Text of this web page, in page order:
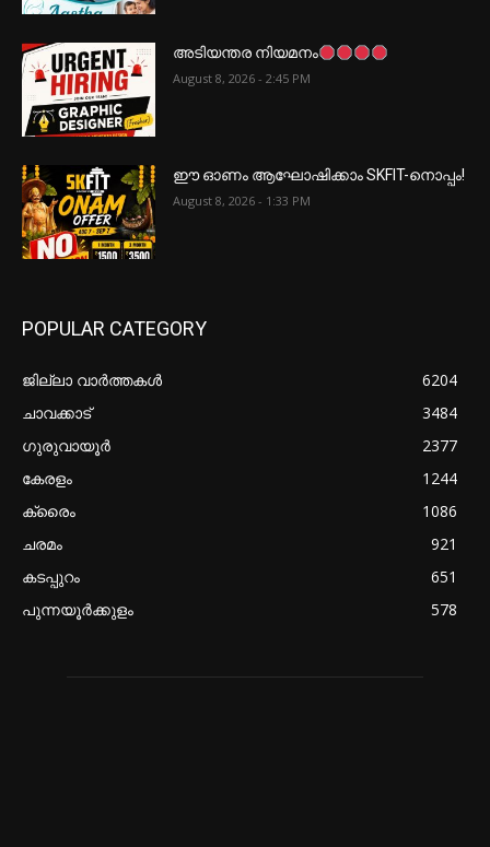
അടിയന്തര നിയമനം
August 8, 2026 - 2:45 PM
ഈ ഓണം ആഘോഷിക്കാം SKFIT-നൊപ്പം!
August 8, 2026 - 1:33 PM
POPULAR CATEGORY
ജില്ലാ വാർത്തകൾ
6204
ചാവക്കാട്
3484
ഗുരുവായൂർ
2377
കേരളം
1244
ക്രൈം
1086
ചരമം
921
കടപ്പുറം
651
പുന്നയൂർക്കുളം
578